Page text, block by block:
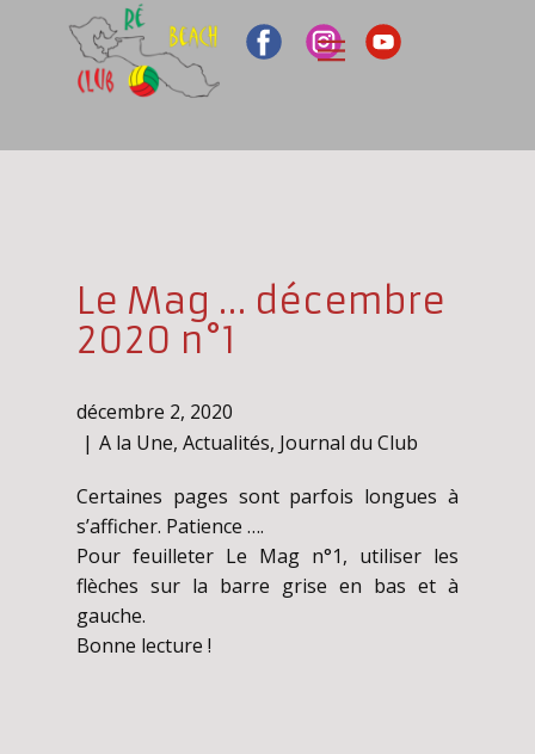
Le Mag … décembre
2020 n°1
décembre 2, 2020
A la Une, Actualités, Journal du Club
Certaines pages sont parfois longues à
s’afficher. Patience ….
Pour feuilleter Le Mag n°1, utiliser les
flèches sur la barre grise en bas et à
gauche.
Bonne lecture !